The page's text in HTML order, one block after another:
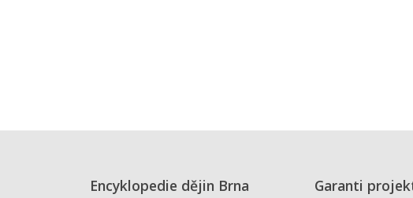
Encyklopedie dějin Brna Garanti